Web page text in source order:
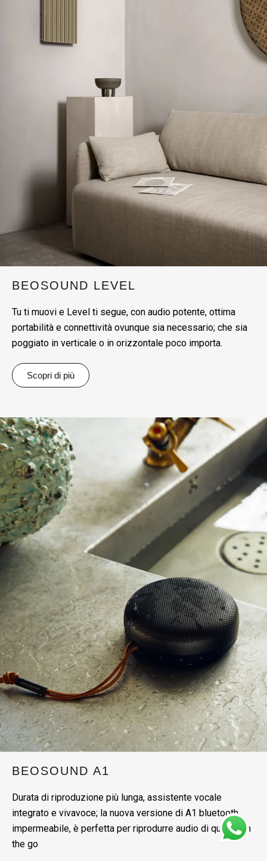
BEOSOUND LEVEL
Tu ti muovi e Level ti segue, con audio potente, ottima
portabilità e connettività ovunque sia necessario; che sia
poggiato in verticale o in orizzontale poco importa.
Scopri di più
BEOSOUND A1
Durata di riproduzione più lunga, assistente vocale
integrato e vivavoce; la nuova versione di A1 bluetooth
impermeabile, è perfetta per riprodurre audio di qualità on
the go